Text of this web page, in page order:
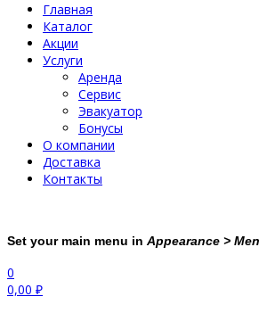
Главная
Каталог
Акции
Услуги
Аренда
Сервис
Эвакуатор
Бонусы
О компании
Доставка
Контакты
Set your main menu in Appearance >
0
0,00 ₽